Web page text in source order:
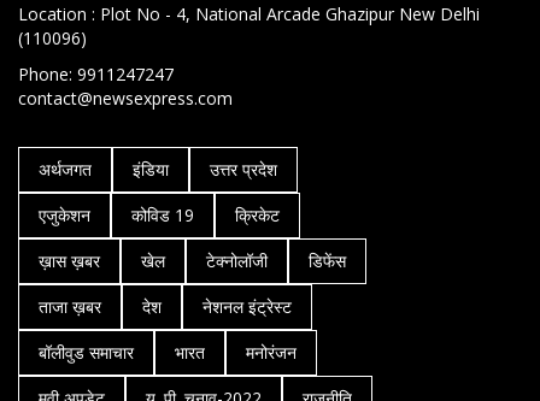
Location : Plot No - 4, National Arcade Ghazipur New Delhi
(110096)
Phone: 9911247247
contact@newsexpress.com
अर्थजगत इंडिया
उत्तर प्रदेश
एजुकेशन
कोविड 19
क्रिकेट
ख़ास ख़बर
खेल टेक्नोलॉजी
डिफेंस
ताजा ख़बर
देश
नेशनल इंट्रेस्ट
बॉलीवुड समाचार
भारत
मनोरंजन